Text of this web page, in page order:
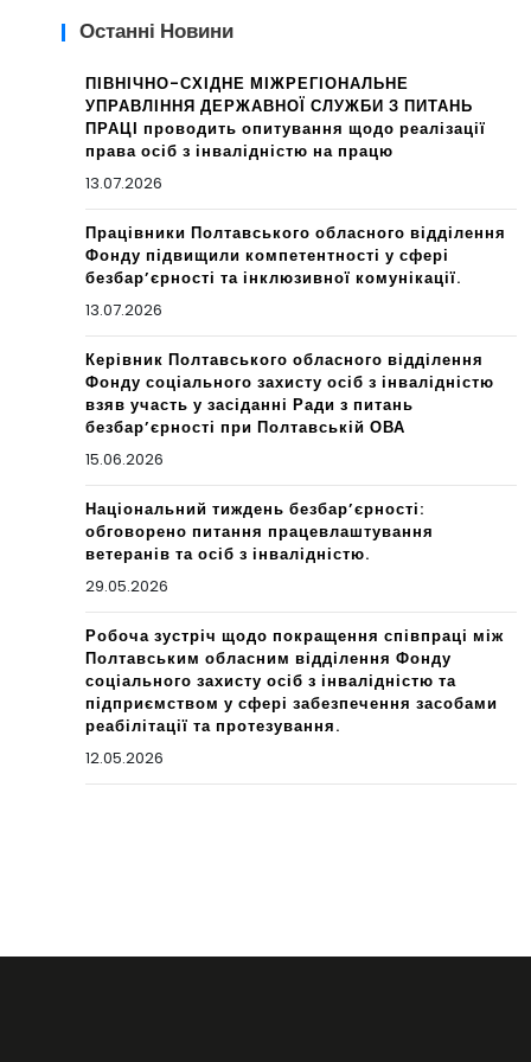
Останні Новини
ПІВНІЧНО-СХІДНЕ МІЖРЕГІОНАЛЬНЕ
УПРАВЛІННЯ ДЕРЖАВНОЇ СЛУЖБИ З ПИТАНЬ
ПРАЦІ проводить опитування щодо реалізації
права осіб з інвалідністю на працю
13.07.2026
Працівники Полтавського обласного відділення
Фонду підвищили компетентності у сфері
безбар’єрності та інклюзивної комунікації.
13.07.2026
Керівник Полтавського обласного відділення
Фонду соціального захисту осіб з інвалідністю
взяв участь у засіданні Ради з питань
безбар’єрності при Полтавській ОВА
15.06.2026
Національний тиждень безбар’єрності:
обговорено питання працевлаштування
ветеранів та осіб з інвалідністю.
29.05.2026
Робоча зустріч щодо покращення співпраці між
Полтавським обласним відділення Фонду
соціального захисту осіб з інвалідністю та
підприємством у сфері забезпечення засобами
реабілітації та протезування.
12.05.2026